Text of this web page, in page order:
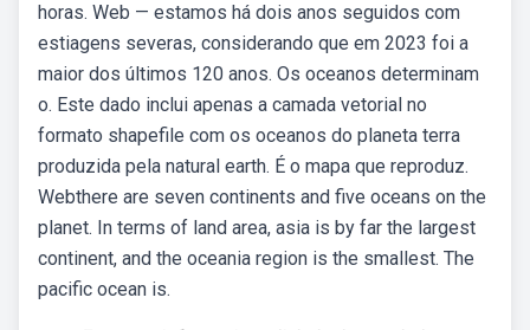
horas. Web — estamos há dois anos seguidos com
estiagens severas, considerando que em 2023 foi a
maior dos últimos 120 anos. Os oceanos determinam
o. Este dado inclui apenas a camada vetorial no
formato shapefile com os oceanos do planeta terra
produzida pela natural earth. É o mapa que reproduz.
Webthere are seven continents and five oceans on the
planet. In terms of land area, asia is by far the largest
continent, and the oceania region is the smallest. The
pacific ocean is.